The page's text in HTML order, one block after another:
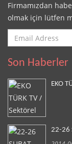
Firmamızdan
olmak için lütfen
Son Haberler
EKO
22-26